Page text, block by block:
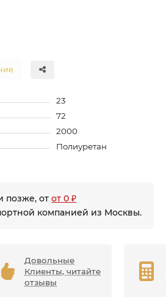
23
72
2000
Полиуретан
позже, отот 0 ₽
компанией из Москвы.
Довольные
Клиенты, читайте
отзывы